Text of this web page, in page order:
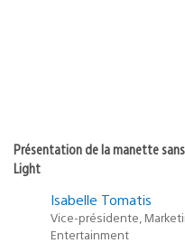
Présentation de la manette
Light
Isabelle Tomatis
Vice-présidente,
Entertainment